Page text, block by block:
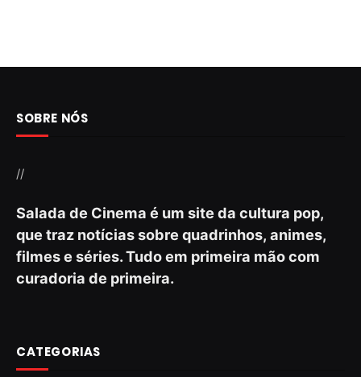
SOBRE NÓS
//
Salada de Cinema é um site da cultura pop,
que traz notícias sobre quadrinhos, animes,
filmes e séries. Tudo em primeira mão com
curadoria de primeira.
CATEGORIAS